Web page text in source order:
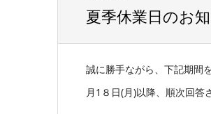
夏季休業日のお
誠に勝手ながら、下記期間
月1８日(月)以降、順次回